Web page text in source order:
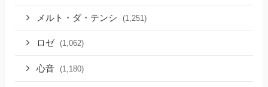
メルト・ダ・テンシ (1,251)
ロゼ (1,062)
心音 (1,180)